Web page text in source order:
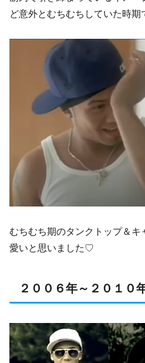
ど意外とむちむちしていた時期
むちむち期のタンクトップ＆
愛いと思いました♡
２００６年～２０１０